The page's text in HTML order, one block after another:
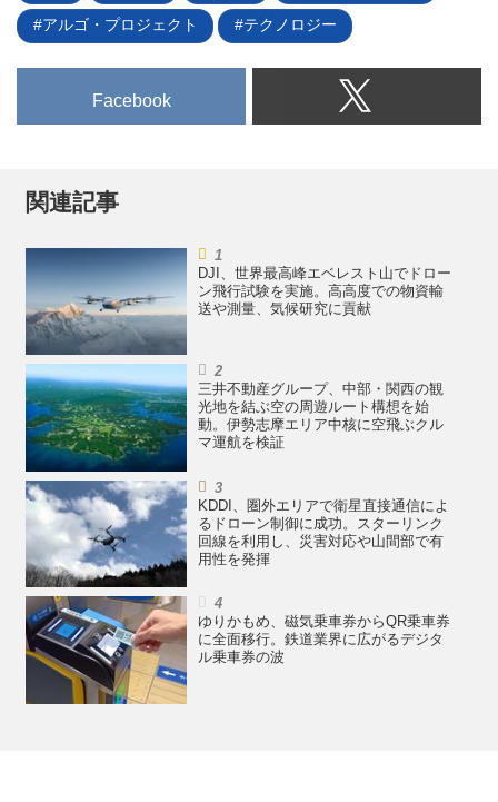
アルゴ・プロジェクト テクノロジー
Facebook
関連記事
DJI、世界最高峰エベレスト山でドロー
ン飛行試験を実施。高高度での物資輸
送や測量、気候研究に貢献
三井不動産グループ、中部・関西の観
光地を結ぶ空の周遊ルート構想を始
動。伊勢志摩エリア中核に空飛ぶクル
マ運航を検証
KDDI、圏外エリアで衛星直接通信によ
るドローン制御に成功。スターリンク
回線を利用し、災害対応や山間部で有
用性を発揮
ゆりかもめ、磁気乗車券からQR乗車券
に全面移行。鉄道業界に広がるデジタ
ル乗車券の波